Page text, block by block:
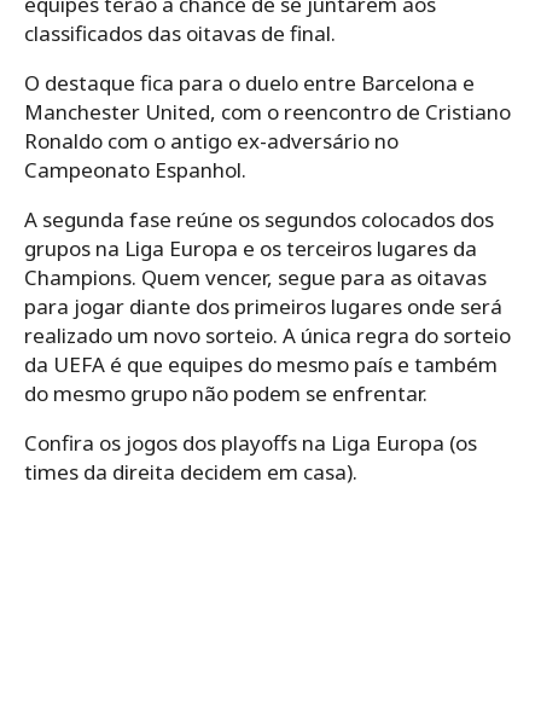
classificados das oitavas de final.
O destaque fica para o duelo entre Barcelona e
Manchester United, com o reencontro de Cristiano
Ronaldo com o antigo ex-adversário no
Campeonato Espanhol.
A segunda fase reúne os segundos colocados dos
grupos na Liga Europa e os terceiros lugares da
Champions. Quem vencer, segue para as oitavas
para jogar diante dos primeiros lugares onde será
realizado um novo sorteio. A única regra do sorteio
da UEFA é que equipes do mesmo país e também
do mesmo grupo não podem se enfrentar.
Confira os jogos dos playoffs na Liga Europa (os
times da direita decidem em casa).